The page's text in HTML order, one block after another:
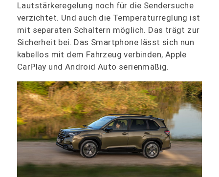
Lautstärkeregelung noch für die Sendersuche
verzichtet. Und auch die Temperaturreglung ist
mit separaten Schaltern möglich. Das trägt zur
Sicherheit bei. Das Smartphone lässt sich nun
kabellos mit dem Fahrzeug verbinden, Apple
CarPlay und Android Auto serienmäßig.